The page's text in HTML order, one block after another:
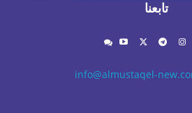
تابعنا
info@almustaqel-